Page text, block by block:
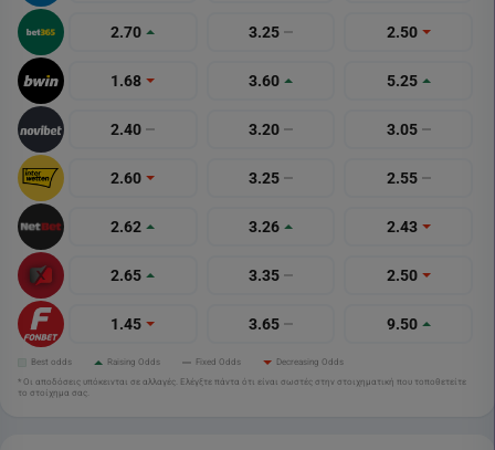
2.70 3.25 2.50
1.68 3.60 5.25
2.40 3.20 3.05
2.60 3.25 2.55
2.62 3.26 2.43
2.65 3.35 2.50
1.45 3.65 9.50
Best odds Raising Odds Fixed Odds
Decreasing Odds
* Οι αποδόσεις υπόκεινται σε αλλαγές. Ελέγξτε πάντα ότι είναι σωστές στην στοιχηματική που τοποθετείτε
το στοίχημα σας.